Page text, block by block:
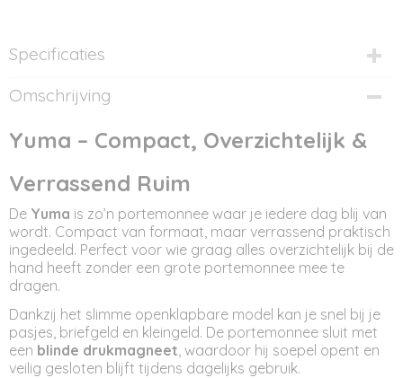
Specificaties
Productcode
PM12104
12,50 x 0 x 8 cm
Omschrijving
Yuma – Compact, Overzichtelijk &
Verrassend Ruim
De Yuma is zo’n portemonnee waar je iedere dag blij van
wordt. Compact van formaat, maar verrassend praktisch
ingedeeld. Perfect voor wie graag alles overzichtelijk bij de
hand heeft zonder een grote portemonnee mee te
dragen.
Dankzij het slimme openklapbare model kan je snel bij je
pasjes, briefgeld en kleingeld. De portemonnee sluit met
een blinde drukmagneet, waardoor hij soepel opent en
veilig gesloten blijft tijdens dagelijks gebruik.